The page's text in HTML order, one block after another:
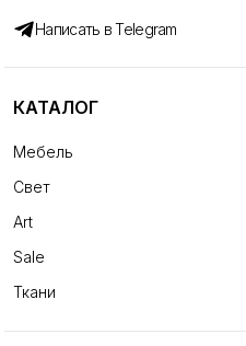
Написать в Telegram
КАТАЛОГ
Мебель
Свет
Art
Sale
Ткани